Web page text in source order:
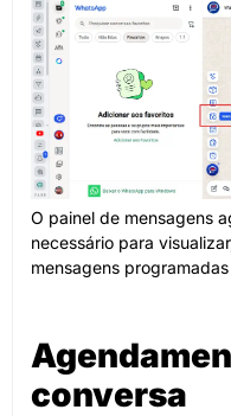
O painel de mensagens
necessário para
mensagens
conversa